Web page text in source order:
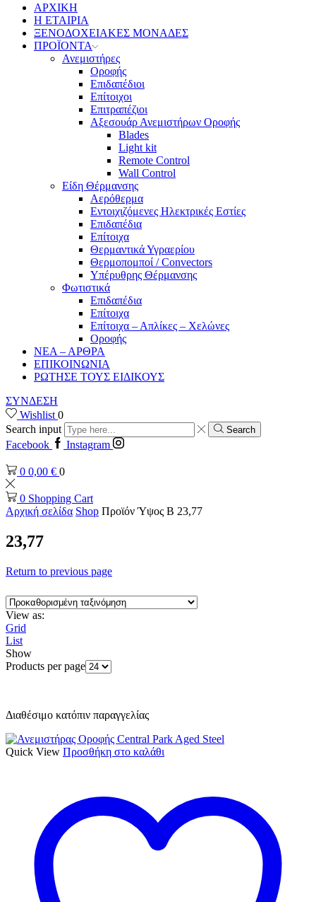
ΑΡΧΙΚΗ
Η ΕΤΑΙΡΙΑ
ΞΕΝΟΔΟΧΕΙΑΚΕΣ ΜΟΝΑΔΕΣ
ΠΡΟΪΟΝΤΑ
Ανεμιστήρες
Οροφής
Επιδαπέδιοι
Επίτοιχοι
Επιτραπέζιοι
Αξεσουάρ Ανεμιστήρων Οροφής
Blades
Light kit
Remote Control
Wall Control
Είδη Θέρμανσης
Αερόθερμα
Εντοιχιζόμενες Ηλεκτρικές Εστίες
Επιδαπέδια
Επίτοιχα
Θερμαντικά Υγραερίου
Θερμοπομποί / Convectors
Υπέρυθρης Θέρμανσης
Φωτιστικά
Επιδαπέδια
Επίτοιχα
Επίτοιχα – Απλίκες – Χελώνες
Οροφής
ΝΕΑ – ΑΡΘΡΑ
ΕΠΙΚΟΙΝΩΝΙΑ
ΡΩΤΗΣΕ ΤΟΥΣ ΕΙΔΙΚΟΥΣ
ΣΥΝΔΕΣΗ
Wishlist 0
Search input
Search
Facebook Instagram
0 0,00 € 0
0 Shopping Cart
Αρχική σελίδα Shop Προϊόν Ύψος B 23,77
23,77
Return to previous page
View as:
Grid
List
Show
Products per page
Διαθέσιμο κατόπιν παραγγελίας
Quick View Προσθήκη στο καλάθι